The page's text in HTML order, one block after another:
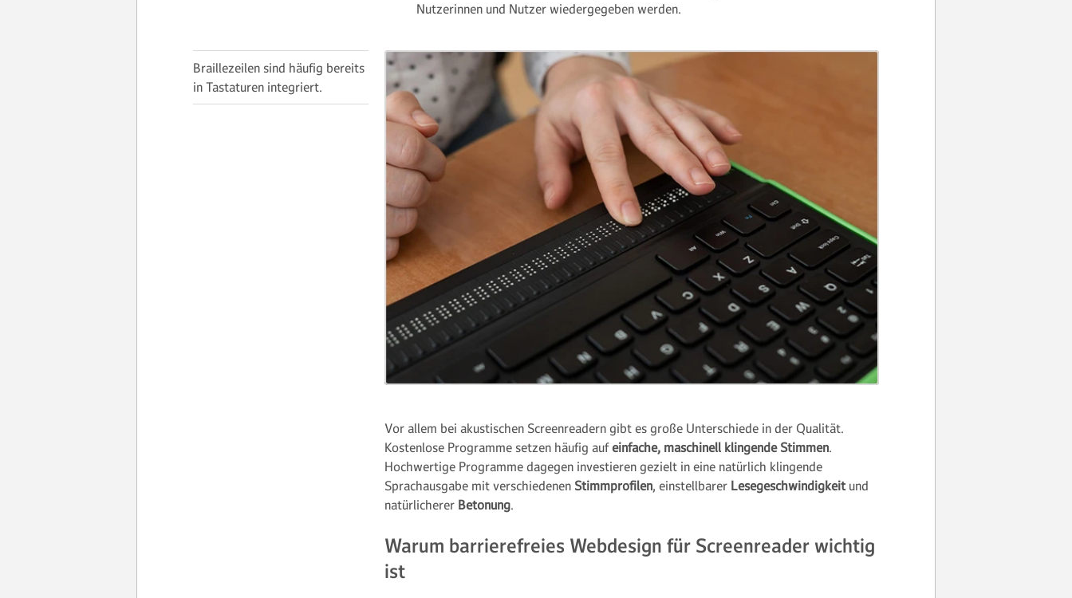
Nutzerinnen und Nutzer wiedergegeben werden.
Braillezeilen sind häufig bereits
in Tastaturen integriert.
Vor allem bei akustischen Screenreadern gibt es große Unterschiede in der Qualität.
Kostenlose Programme setzen häufig aufeinfache, maschinell klingende Stimmen.
Hochwertige Programme dagegen investieren gezielt in eine natürlich klingende
Sprachausgabe mit verschiedenen Stimmprofilen, einstellbarer Lesegeschwindigkeit und
natürlicherer Betonung.
Warum barrierefreies Webdesign für Screenreader wichtig
ist